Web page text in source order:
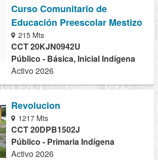
Curso Comunitario de
Educación Preescolar Mestizo
215 Mts
CCT 20KJN0942U
Público - Básica, Inicial Indígena
Activo 2026
Revolucion
1217 Mts
CCT 20DPB1502J
Público - Primaria Indígena
Activo 2026